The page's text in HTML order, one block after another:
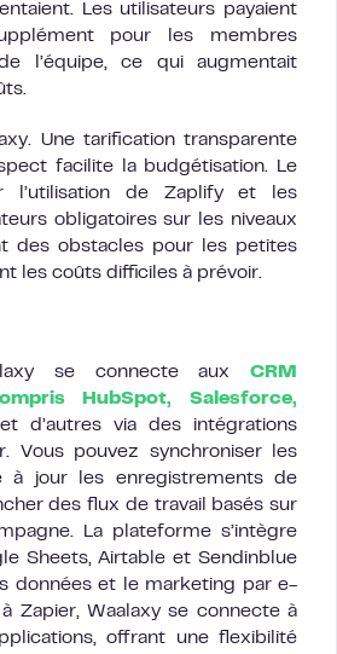
Les utilisateurs payaient
pour les membres
l’équipe, ce qui augmentait
Une tarification transparente
facilite la budgétisation. Le
l’utilisation de Zaplify et les
obligatoires sur les niveaux
des obstacles pour les petites
les coûts difficiles à prévoir.
se connecte auxCRM
HubSpot, Salesforce,
d’autres via des intégrations
Vous pouvez synchroniser les
à jour les enregistrements de
des flux de travail basés sur
La plateforme s’intègre
Sheets, Airtable et Sendinblue
données et le marketing par e-
à Zapier, Waalaxy se connecte à
offrant une flexibilité